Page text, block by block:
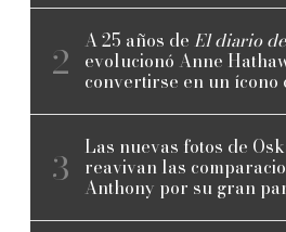
A 25 años de El diario
evolucionó Anne
convertirse en un ícono
Las nuevas fotos de
reavivan las
Anthony por su gran